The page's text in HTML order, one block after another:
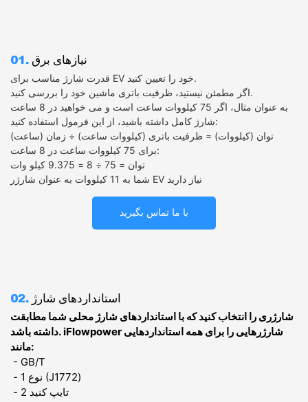
01. نیازهای برق
قدرت شارژ مناسب برای EV خود را تعیین کنید.
اگر مطمئن نیستید، ظرفیت باتری ماشین خود را بررسی کنید.
به عنوان مثال، اگر 75 کیلووات ساعت است و می خواهید در 8 ساعت
شارژ کامل داشته باشید، از این فرمول استفاده کنید:
توان (کیلووات) = ظرفیت باتری (کیلووات ساعت) ÷ زمان (ساعت)
برای 75 کیلووات ساعت در 8 ساعت:
توان = 75 ÷ 8 = 9.375 کیلو وات
شما به 11 کیلووات به عنوان شارژر EV نیاز دارید
با ما تماس بگیرید
02. استانداردهای شارژ
شارژری را انتخاب کنید که با استانداردهای شارژ محلی شما مطابقت
داشته باشد.iFlowpower شارژرهایی را برای همه استانداردهایی
مانند:
- GB/T
- نوع 1 (J1772)
- تایپ کنید 2